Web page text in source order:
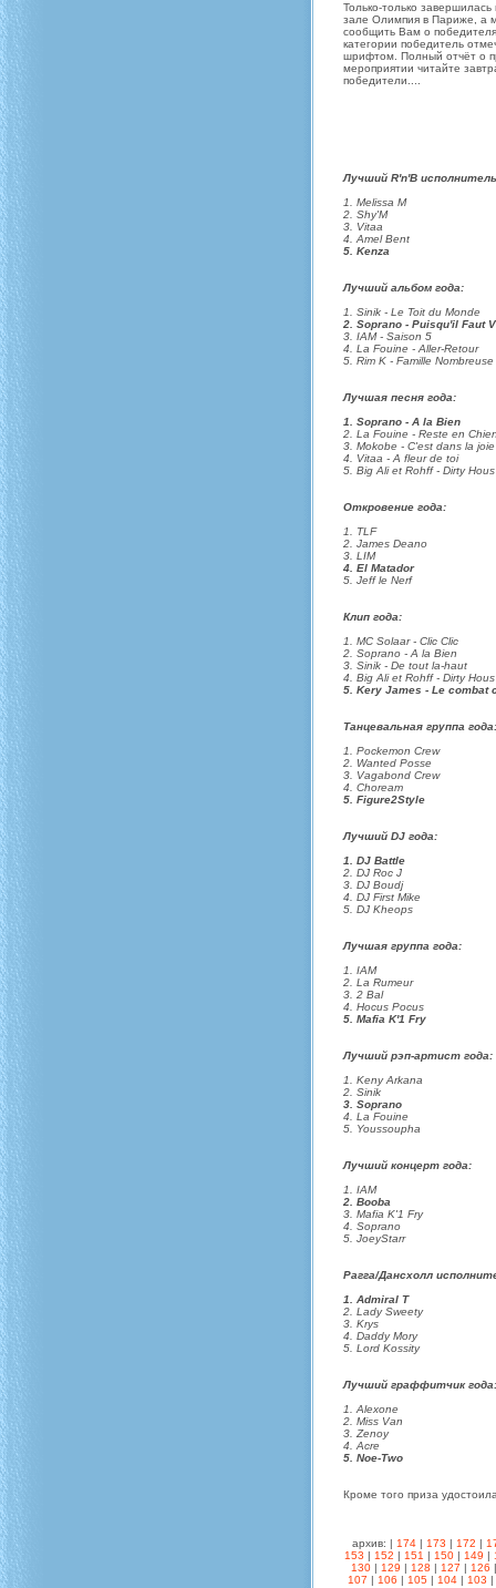
Только-только
зале Олимпия в Париже, а
сообщить Вам о
категории победитель
шрифтом. Полный отчёт о
мероприятии читайте
победители....
Лучший R'n'B
1. Melissa M
2. Shy'M
3. Vitaa
4. Amel Bent
5. Kenza
Лучший альбом года:
1. Sinik - Le Toit du Monde
2. Soprano - Puisqu'il Faut
3. IAM - Saison 5
4. La Fouine - Aller-Retour
5. Rim K - Famille Nombreuse
Лучшая песня года:
1. Soprano - A la Bien
2. La Fouine - Reste en
3. Mokobe - C'est dans la joie
4. Vitaa - A fleur de toi
5. Big Ali et Rohff - Dirty Hous'
Откровение года:
1. TLF
2. James Deano
3. LIM
4. El Matador
5. Jeff le Nerf
Клип года:
1. MC Solaar - Clic Clic
2. Soprano - A la Bien
3. Sinik - De tout la-haut
4. Big Ali et Rohff - Dirty Hous'
5. Kery James - Le combat
Танцевальная группа года:
1. Pockemon Crew
2. Wanted Posse
3. Vagabond Crew
4. Choream
5. Figure2Style
Лучший DJ года:
1. DJ Battle
2. DJ Roc J
3. DJ Boudj
4. DJ First Mike
5. DJ Kheops
Лучшая группа года:
1. IAM
2. La Rumeur
3. 2 Bal
4. Hocus Pocus
5. Mafia K'1 Fry
Лучший рэп-артист года:
1. Keny Arkana
2. Sinik
3. Soprano
4. La Fouine
5. Youssoupha
Лучший концерт года:
1. IAM
2. Booba
3. Mafia K'1 Fry
4. Soprano
5. JoeyStarr
Рагга/Дансхолл
1. Admiral T
2. Lady Sweety
3. Krys
4. Daddy Mory
5. Lord Kossity
Лучший граффитчик года:
1. Alexone
2. Miss Van
3. Zenoy
4. Acre
5. Noe-Two
Кроме того приза
архив: | 174 | 173 | 172 |
153 | 152 | 151 | 150 | 149 |
130| 129 | 128 | 127 | 126
107 | 106 | 105 | 104 | 103 |